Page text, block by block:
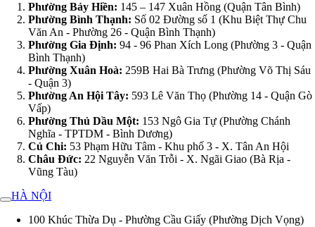
Phường Bảy Hiền: 145 – 147 Xuân Hồng (Quận Tân Bình)
Phường Bình Thạnh: Số 02 Đường số 1 (Khu Biệt Thự Chu
Văn An - Phường 26 - Quận Bình Thạnh)
Phường Gia Định: 94 - 96 Phan Xích Long (Phường 3 - Quận
Bình Thạnh)
Phường Xuân Hoà: 259B Hai Bà Trưng (Phường Võ Thị Sáu
- Quận 3)
Phường An Hội Tây: 593 Lê Văn Thọ (Phường 14 - Quận Gò
Vấp)
Phường Thủ Dầu Một: 153 Ngô Gia Tự (Phường Chánh
Nghĩa - TPTDM - Bình Dương)
Củ Chi: 53 Phạm Hữu Tâm - Khu phố 3 - X. Tân An Hội
Châu Đức: 22 Nguyễn Văn Trỗi - X. Ngãi Giao (Bà Rịa -
Vũng Tàu)
HÀ NỘI
100 Khúc Thừa Dụ - Phường Cầu Giấy (Phường Dịch Vọng)